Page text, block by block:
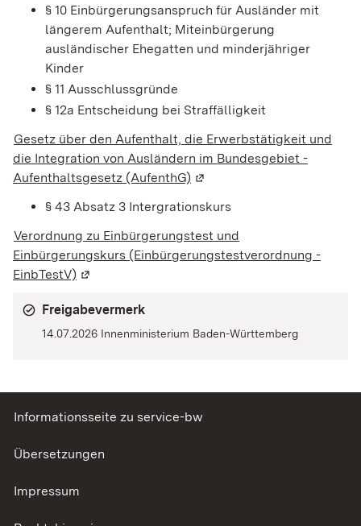
§ 10 Einbürgerungsanspruch für Ausländer mit
längerem Aufenthalt; Miteinbürgerung
ausländischer Ehegatten und minderjähriger
Kinder
§ 11 Ausschlussgründe
§ 12a Entscheidung bei Straffälligkeit
Gesetz über den Aufenthalt, die Erwerbstätigkeit und
die Integration von Ausländern im Bundesgebiet -
Aufenthaltsgesetz (AufenthG) (Wird in einem neuen
§ 43 Absatz 3 Intergrationskurs
Verordnung zu Einbürgerungstest und
Einbürgerungskurs (Einbürgerungstestverordnung -
EinbTestV) (Wird in einem neuen Fenster geöffnet)
Freigabevermerk
14.07.2026 Innenministerium Baden-Württemberg
Informationsseite zu service-bw
Übersetzungen
Impressum